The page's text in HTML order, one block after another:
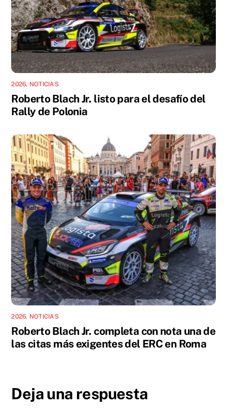
2026, NOTICIAS
Roberto Blach Jr. listo para el desafío del
Rally de Polonia
2026, NOTICIAS
Roberto Blach Jr. completa con nota una de
las citas más exigentes del ERC en Roma
Deja una respuesta